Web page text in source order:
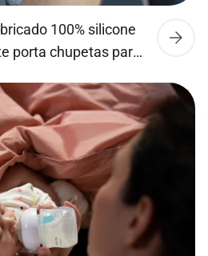
100% silicone
porta chupetas para
de passeio ou
fácil de transportar
compacto.